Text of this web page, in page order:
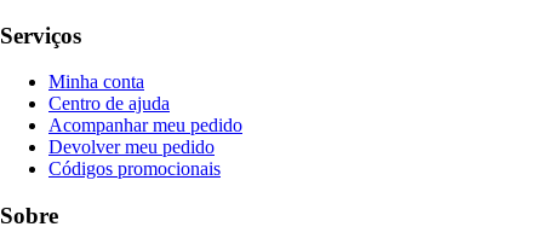
Serviços
Minha conta
Centro de ajuda
Acompanhar meu pedido
Devolver meu pedido
Códigos promocionais
Sobre